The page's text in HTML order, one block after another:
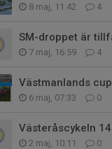
8 maj, 11:42 4
SM-droppet är
7 maj, 16:59 4
Västmanlands
6 maj, 07:33 0
Västeråscykeln
2 maj, 10:11 0